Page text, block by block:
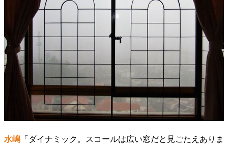
水嶋 「ダイナミック。スコールは広い窓だと見ごたえありま